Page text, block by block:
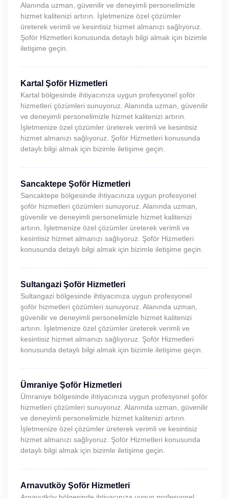
Alanında uzman, güvenilir ve deneyimli personelimizle
hizmet kalitenizi artırın. İşletmenize özel çözümler
üreterek verimli ve kesintisiz hizmet almanızı sağlıyoruz.
Şoför Hizmetleri konusunda detaylı bilgi almak için bizimle
iletişime geçin.
Kartal Şoför Hizmetleri
Kartal bölgesinde ihtiyacınıza uygun profesyonel şoför
hizmetleri çözümleri sunuyoruz. Alanında uzman, güvenilir
ve deneyimli personelimizle hizmet kalitenizi artırın.
İşletmenize özel çözümler üreterek verimli ve kesintisiz
hizmet almanızı sağlıyoruz. Şoför Hizmetleri konusunda
detaylı bilgi almak için bizimle iletişime geçin.
Sancaktepe Şoför Hizmetleri
Sancaktepe bölgesinde ihtiyacınıza uygun profesyonel
şoför hizmetleri çözümleri sunuyoruz. Alanında uzman,
güvenilir ve deneyimli personelimizle hizmet kalitenizi
artırın. İşletmenize özel çözümler üreterek verimli ve
kesintisiz hizmet almanızı sağlıyoruz. Şoför Hizmetleri
konusunda detaylı bilgi almak için bizimle iletişime geçin.
Sultangazi Şoför Hizmetleri
Sultangazi bölgesinde ihtiyacınıza uygun profesyonel
şoför hizmetleri çözümleri sunuyoruz. Alanında uzman,
güvenilir ve deneyimli personelimizle hizmet kalitenizi
artırın. İşletmenize özel çözümler üreterek verimli ve
kesintisiz hizmet almanızı sağlıyoruz. Şoför Hizmetleri
konusunda detaylı bilgi almak için bizimle iletişime geçin.
Ümraniye Şoför Hizmetleri
Ümraniye bölgesinde ihtiyacınıza uygun profesyonel şoför
hizmetleri çözümleri sunuyoruz. Alanında uzman, güvenilir
ve deneyimli personelimizle hizmet kalitenizi artırın.
İşletmenize özel çözümler üreterek verimli ve kesintisiz
hizmet almanızı sağlıyoruz. Şoför Hizmetleri konusunda
detaylı bilgi almak için bizimle iletişime geçin.
Arnavutköy Şoför Hizmetleri